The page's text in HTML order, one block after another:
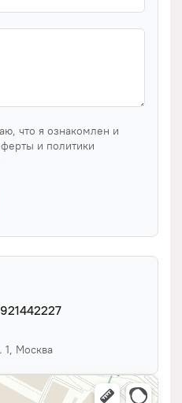
что я ознакомлен и
и политики
1, Москва